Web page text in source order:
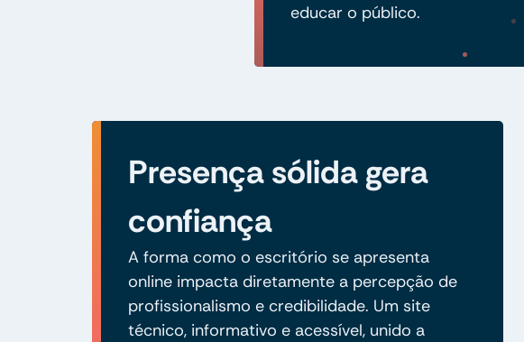
educar o público.
Presença sólida gera
confiança
A forma como o escritório se apresenta
online impacta diretamente a percepção de
profissionalismo e credibilidade. Um site
técnico, informativo e acessível, unido a